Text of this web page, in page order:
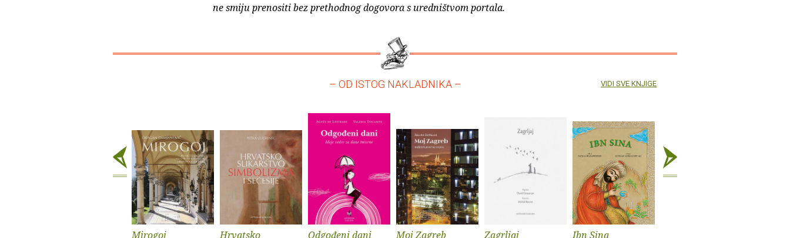
ne smiju prenositi bez prethodnog dogovora s uredništvom portala.
– OD ISTOG NAKLADNIKA –
Mirogoj
Hrvatsko
Odgođeni dani Moj Zagreb Zagrljaj Ibn Sina
VIDI SVE KNJIGE